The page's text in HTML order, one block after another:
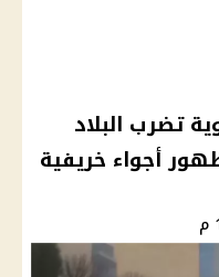
تضرب البلاد
أجواء خريفية